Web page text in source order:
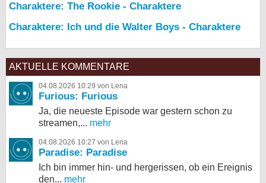
Charaktere: The Rookie - Charaktere
Charaktere: Ich und die Walter Boys - Charaktere
AKTUELLE KOMMENTARE
04.08.2026 10:29 von Lena
Furious: Furious
Ja, die neueste Episode war gestern schon zu
streamen,... mehr
04.08.2026 10:27 von Lena
Paradise: Paradise
Ich bin immer hin- und hergerissen, ob ein Ereignis
den... mehr